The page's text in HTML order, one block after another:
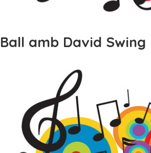
Ball amb David Swing